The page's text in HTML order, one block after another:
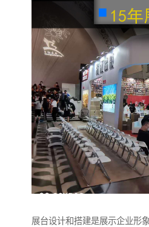
展台设计和搭建是展示企业形